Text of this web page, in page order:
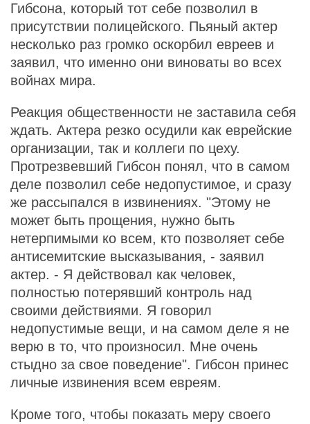
Гибсона, который тот себе позволил в
присутствии полицейского. Пьяный актер
несколько раз громко оскорбил евреев и
заявил, что именно они виноваты во всех
войнах мира.
Реакция общественности не заставила себя
ждать. Актера резко осудили как еврейские
организации, так и коллеги по цеху.
Протрезвевший Гибсон понял, что в самом
деле позволил себе недопустимое, и сразу
же рассыпался в извинениях. "Этому не
может быть прощения, нужно быть
нетерпимыми ко всем, кто позволяет себе
антисемитские высказывания, - заявил
актер. - Я действовал как человек,
полностью потерявший контроль над
своими действиями. Я говорил
недопустимые вещи, и на самом деле я не
верю в то, что произносил. Мне очень
стыдно за свое поведение". Гибсон принес
личные извинения всем евреям.
Кроме того, чтобы показать меру своего